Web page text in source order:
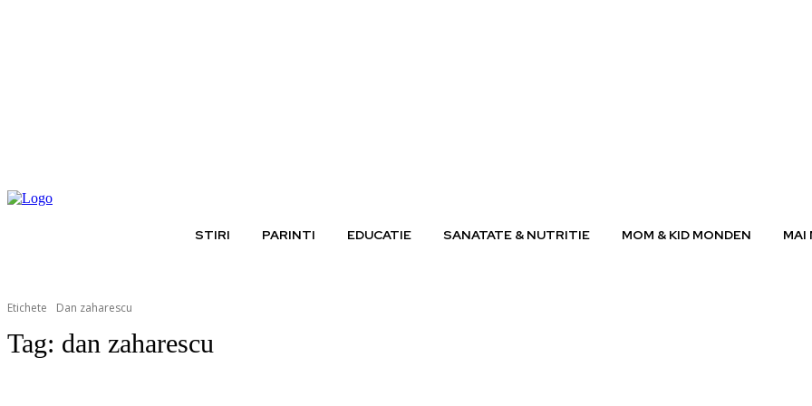
STIRI PARINTI EDUCATIE SANATATE & NUTRITIE MOM & KID MONDEN MAI
Etichete Dan zaharescu
Tag: dan zaharescu